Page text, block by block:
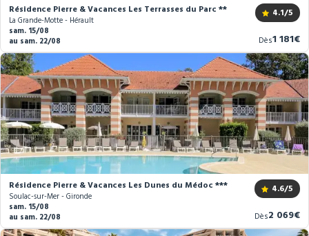
Résidence Pierre & Vacances Les Terrasses du Parc **
La Grande-Motte - Hérault
4.1/5
sam. 15/08
au sam. 22/08
Dès
prix
1 181€
Résidence Pierre & Vacances Les Dunes du Médoc ***
Soulac-sur-Mer - Gironde
4.6/5
sam. 15/08
au sam. 22/08
DèsNouveau
prix
2 069€